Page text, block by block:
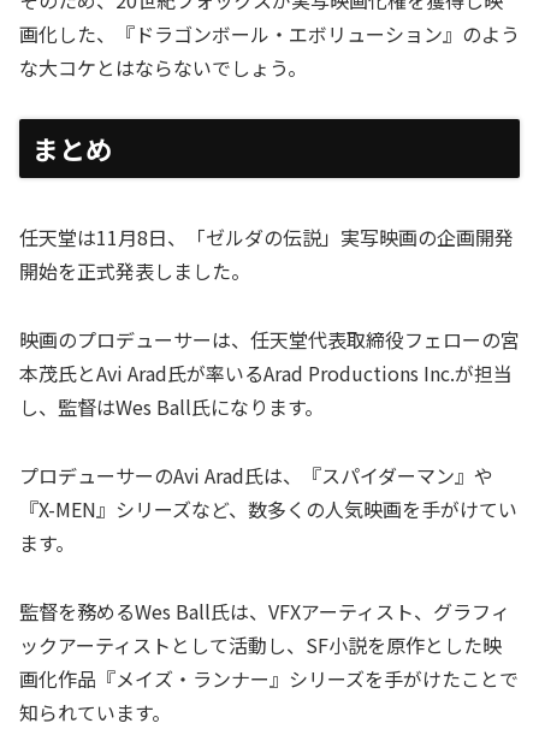
画化した、『ドラゴンボール・エボリューション』のよう
な大コケとはならないでしょう。
まとめ
任天堂は11月8日、「ゼルダの伝説」実写映画の企画開発
開始を正式発表しました。
映画のプロデューサーは、任天堂代表取締役フェローの宮
本茂氏とAvi Arad氏が率いるArad Productions Inc.が担当
し、監督はWes Ball氏になります。
プロデューサーのAvi Arad氏は、『スパイダーマン』や
『X-MEN』シリーズなど、数多くの人気映画を手がけてい
ます。
監督を務めるWes Ball氏は、VFXアーティスト、グラフィ
ックアーティストとして活動し、SF小説を原作とした映
画化作品『メイズ・ランナー』シリーズを手がけたことで
知られています。